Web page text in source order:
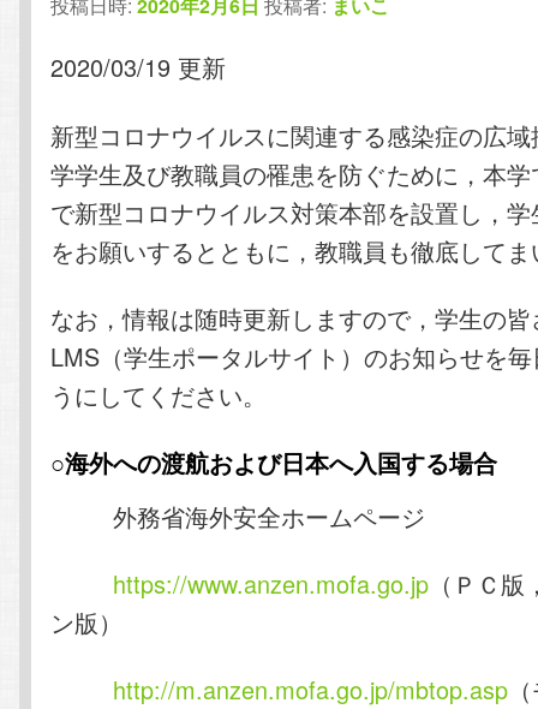
2020/03/19 更新
新型コロナウイルスに関連する感染症の広
学学生及び教職員の罹患を防ぐために，本
で新型コロナウイルス対策本部を設置し，
をお願いするとともに，教職員も徹底して
なお，情報は随時更新しますので，学生の
LMS（学生ポータルサイト）のお知らせを
うにしてください。
○海外への渡航および日本へ入国する場合
外務省海外安全ホームページ
https://www.anzen.mofa.go.jp （ＰＣ
ン版）
http://m.anzen.mofa.go.jp/mbtop.asp